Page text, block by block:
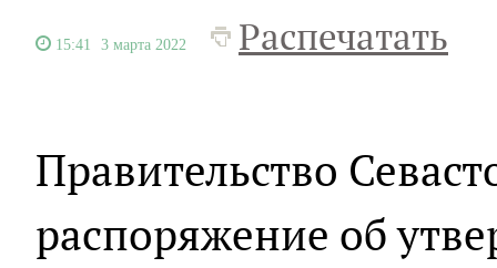
15:41 3 марта 2022 Распечатать
Правительство
распоряжение об